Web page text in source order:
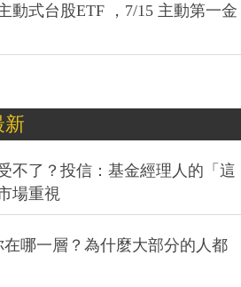
動式台股ETF ，7/15 主動第一金
新
不了？投信：基金經理人的「這
場重視
哪一層？為什麼大部分的人都